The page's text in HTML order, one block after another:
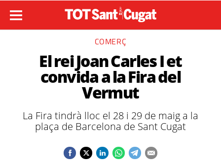
COMERÇ
El rei Joan Carles I et
convida a la Fira del
Vermut
La Fira tindrà lloc el 28 i 29 de maig a la
plaça de Barcelona de Sant Cugat